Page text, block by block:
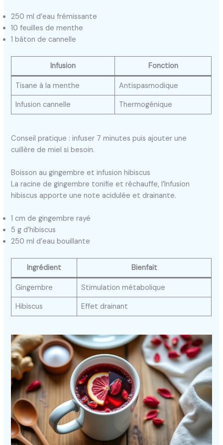
250 ml d’eau frémissante
10 feuilles de menthe
1 bâton de cannelle
Infusion Fonction
Tisane à la menthe
Antispasmodique
Infusion cannelle
Thermogénique
Conseil pratique : infuser 7 minutes puis ajouter une
cuillère de miel si besoin.
Boisson au gingembre et infusion hibiscus
La racine de gingembre tonifie et réchauffe, l’Infusion
hibiscus apporte une note acidulée et drainante.
1 cm de gingembre rayé
5 g d’hibiscus
250 ml d’eau bouillante
Ingrédient Bienfait
Gingembre
Stimulation métabolique
Hibiscus
Effet drainant